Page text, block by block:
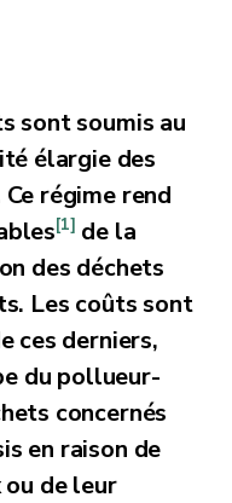
sont soumis au
élargie des
régime rend
[1] de la
des déchets
Les coûts sont
ces derniers,
du pollueur-
concernés
en raison de
de leur